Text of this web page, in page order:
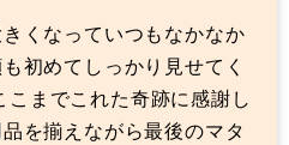
くなっていつもなかなか
初めてしっかり見せてく
までこれた奇跡に感謝し
を揃えながら最後のマタ